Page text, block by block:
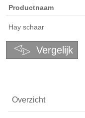
Productnaam
Hay schaar
Vergelijk
Overzicht